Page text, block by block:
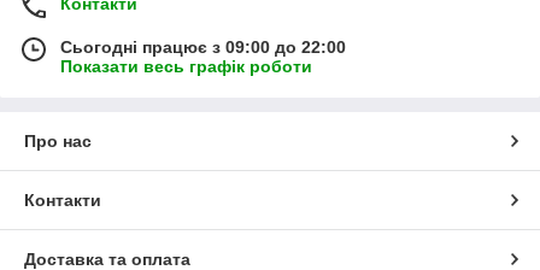
Сьогодні працює з 09:00 до 22:00
Показати весь графік роботи
Про нас
Контакти
Доставка та оплата